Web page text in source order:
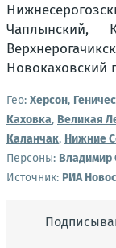
Чаплынский,
Новокаховский
Гео: Херсон,
Каховка, Великая
Каланчак, Нижние
Персоны: Владимир
Источник: РИА